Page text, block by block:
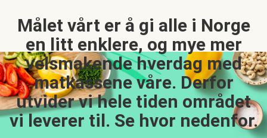
Målet vårt er å gi alle i Norge
en litt enklere, og mye mer
velsmakende hverdag med
matkassene våre. Derfor
utvider vi hele tiden området
vi leverer til. Se hvor nedenfor.